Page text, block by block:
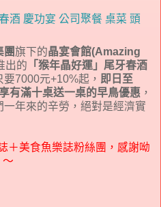
團旗下的晶宴會館(Amazing
出的 「猴年晶好運」尾牙春酒
7000元+10%起， 即日至
有滿十桌送一桌的早鳥優惠 ，
年來的辛勞，絕對是經濟實
＋美食魚樂誌粉絲團，感謝呦
～